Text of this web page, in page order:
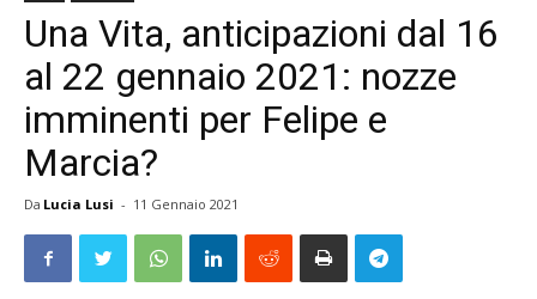
Una Vita, anticipazioni dal 16
al 22 gennaio 2021: nozze
imminenti per Felipe e
Marcia?
Da Lucia Lusi - 11 Gennaio 2021